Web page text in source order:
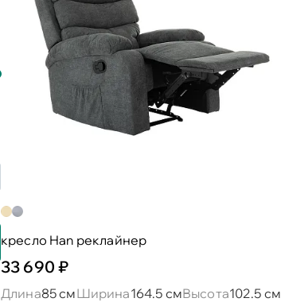
кресло Han реклайнер
33 690 ₽
Длина85 смШирина164.5 смВысота102.5 см